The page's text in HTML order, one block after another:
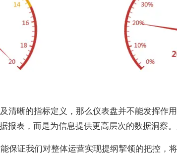
清晰的指标定义，那么仪表盘并不能发挥
报表，而是为信息提供更高层次的数据洞察
保证我们对整体运营实现提纲挈领的把控，